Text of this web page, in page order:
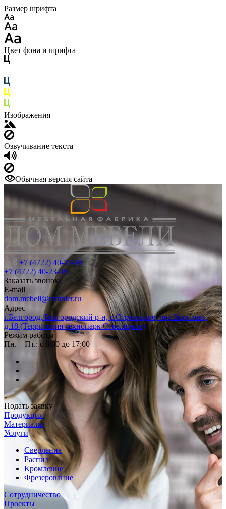
Размер шрифта
Цвет фона и шрифта
Изображения
Озвучивание текста
Обычная версия сайта
+7 (4722) 40-23-08
+7 (4722) 40-23-08
Заказать звонок
E-mail
dom.mebeli@rambler.ru
Адрес
г.Белгород, Белгородский р-н, с.Стрелецкое, пер.Королёва,
д.18 (Территория технопарк Стрелецкое)
Режим работы
Пн. – Пт.: с 8:00 до 17:00
Подать заявку
Продукция
Материалы
Услуги
Сверление
Распил
Кромление
Фрезерование
Сотрудничество
Проекты